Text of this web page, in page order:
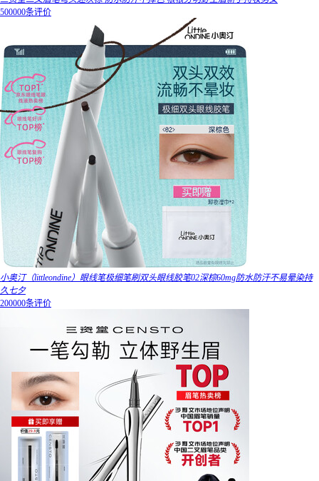
500000条评价
小奥汀（littleondine）眼线笔极细笔刷双头眼线胶笔02深棕60mg防水防汗不易晕染持
久七夕
200000条评价